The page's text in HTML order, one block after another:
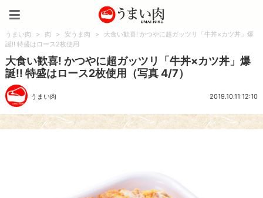
うまい肉 > 肉 > 安うま肉 >
大食い歓喜! かつやに超ガッツリ「牛丼×カツ丼」爆
誕!! 特盛はロース2枚使用
大食い歓喜! かつやに超ガッツリ「牛丼×カツ丼」爆
誕!! 特盛はロース2枚使用（写真 4/7）
うまい肉 2019.10.11 12:10